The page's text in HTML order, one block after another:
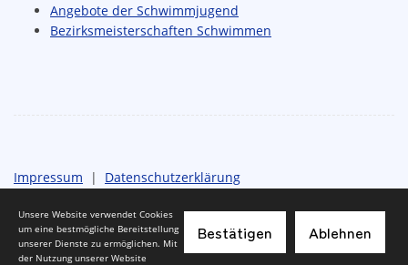
Angebote der Schwimmjugend
Bezirksmeisterschaften Schwimmen
Impressum | Datenschutzerklärung
Ablehnen
Bestätigen
Unsere Website verwendet Cookies
um eine bestmögliche Bereitstellung
unserer Dienste zu ermöglichen. Mit
der Nutzung unserer Website